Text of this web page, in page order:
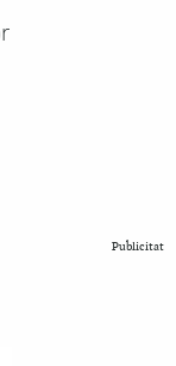
Publicitat